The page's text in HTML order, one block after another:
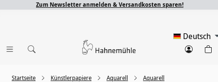
Zum Newsletter anmelden & Versandkosten sparen!
Deutsch
Aquarell
Aquarell
Künstlerpapiere
Startseite